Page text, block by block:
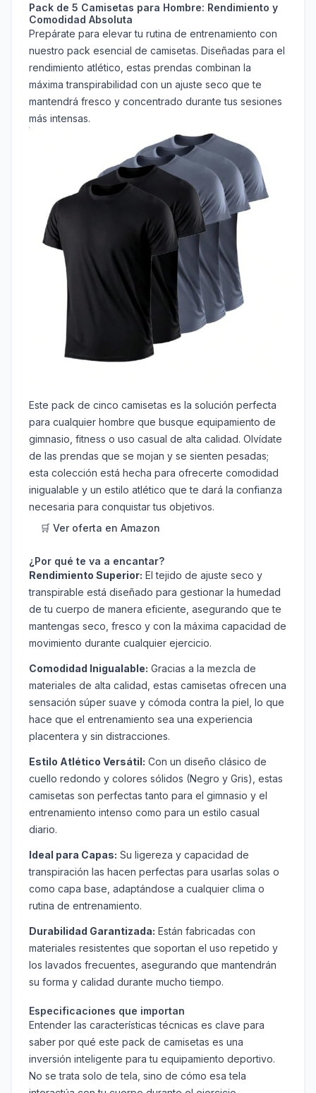
Pack de 5 Camisetas para Hombre: Rendimiento y
Comodidad Absoluta
Prepárate para elevar tu rutina de entrenamiento con
nuestro pack esencial de camisetas. Diseñadas para el
rendimiento atlético, estas prendas combinan la
máxima transpirabilidad con un ajuste seco que te
mantendrá fresco y concentrado durante tus sesiones
más intensas.
Este pack de cinco camisetas es la solución perfecta
para cualquier hombre que busque equipamiento de
gimnasio, fitness o uso casual de alta calidad. Olvídate
de las prendas que se mojan y se sienten pesadas;
esta colección está hecha para ofrecerte comodidad
inigualable y un estilo atlético que te dará la confianza
necesaria para conquistar tus objetivos.
🛒 Ver oferta en Amazon
¿Por qué te va a encantar?
Rendimiento Superior: El tejido de ajuste seco y
transpirable está diseñado para gestionar la humedad
de tu cuerpo de manera eficiente, asegurando que te
mantengas seco, fresco y con la máxima capacidad de
movimiento durante cualquier ejercicio.
Comodidad Inigualable: Gracias a la mezcla de
materiales de alta calidad, estas camisetas ofrecen una
sensación súper suave y cómoda contra la piel, lo que
hace que el entrenamiento sea una experiencia
placentera y sin distracciones.
Estilo Atlético Versátil: Con un diseño clásico de
cuello redondo y colores sólidos (Negro y Gris), estas
camisetas son perfectas tanto para el gimnasio y el
entrenamiento intenso como para un estilo casual
diario.
Ideal para Capas: Su ligereza y capacidad de
transpiración las hacen perfectas para usarlas solas o
como capa base, adaptándose a cualquier clima o
rutina de entrenamiento.
Durabilidad Garantizada: Están fabricadas con
materiales resistentes que soportan el uso repetido y
los lavados frecuentes, asegurando que mantendrán
su forma y calidad durante mucho tiempo.
Especificaciones que importan
Entender las características técnicas es clave para
saber por qué este pack de camisetas es una
inversión inteligente para tu equipamiento deportivo.
No se trata solo de tela, sino de cómo esa tela